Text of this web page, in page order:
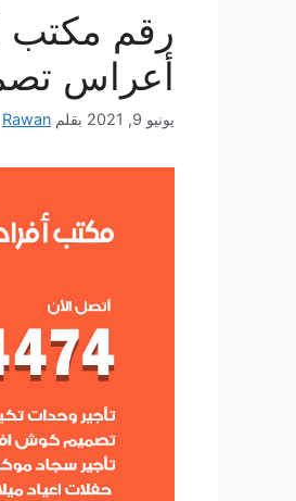
أعراس
يونيو 9, 2021 بقلم Rawan